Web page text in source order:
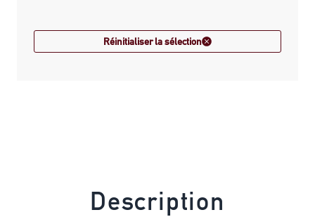
Réinitialiser la sélection
Description